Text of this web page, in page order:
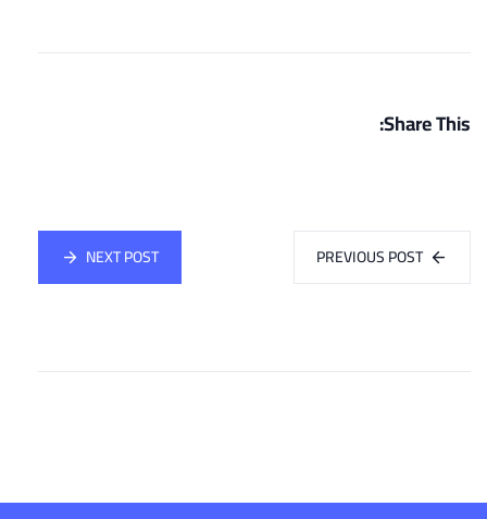
Share This:
PREVIOUS POST
NEXT POST